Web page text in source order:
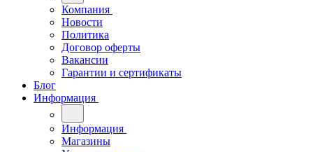
Компания
Новости
Политика
Договор оферты
Вакансии
Гарантии и сертификаты
Блог
Информация
Информация
Магазины